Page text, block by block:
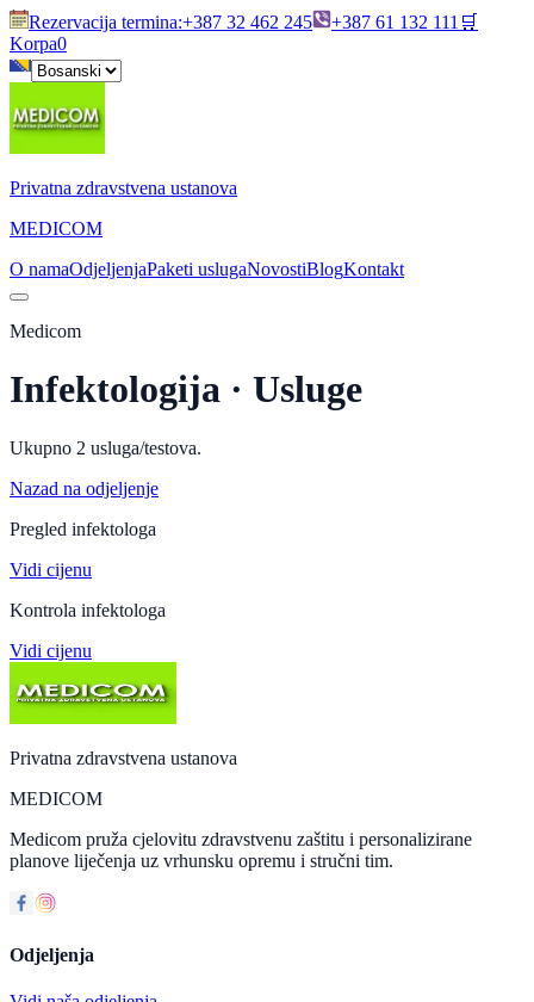
Rezervacija termina:+387 32 462 245 +387 61 132 111 🛒
Korpa0
Privatna zdravstvena ustanova
MEDICOM
O namaOdjeljenjaPaketi uslugaNovostiBlogKontakt
Medicom
Infektologija · Usluge
Ukupno 2 usluga/testova.
Nazad na odjeljenje
Pregled infektologa
Vidi cijenu
Kontrola infektologa
Vidi cijenu
Privatna zdravstvena ustanova
MEDICOM
Medicom pruža cjelovitu zdravstvenu zaštitu i personalizirane
planove liječenja uz vrhunsku opremu i stručni tim.
Odjeljenja